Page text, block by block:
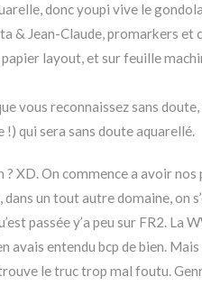
donc youpi vive le
& Jean-Claude, promarkers et
layout, et sur feuille
vous reconnaissez sans doute,
!) qui sera sans doute aquarellé.
XD. On commence a avoir
un tout autre domaine, on
passée y’a peu sur FR2. La
avais entendu bcp de bien. Mais
le truc trop mal foutu.